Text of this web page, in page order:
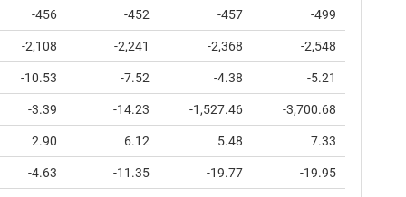
-456 -452 -457 -499
-2,108 -2,241 -2,368 -2,548
-10.53 -7.52 -4.38 -5.21
-3.39 -14.23 -1,527.46 -3,700.68
2.90 6.12 5.48 7.33
-4.63 -11.35 -19.77 -19.95